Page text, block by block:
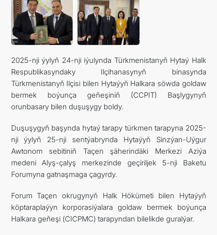
2025-nji ýylyň 24-nji iýulynda Türkmenistanyň Hytaý Halk
Respublikasyndaky Ilçihanasynyň binasynda
Türkmenistanyň Ilçisi bilen Hytaýyň Halkara söwda goldaw
bermek boýunça geňeşiniň (CCPIT) Başlygynyň
orunbasary bilen duşuşygy boldy.
Duşuşygyň başynda hytaý tarapy türkmen tarapyna 2025-
nji ýylyň 25-nji sentýabrynda Hytaýyň Sinzýan-Uýgur
Awtonom sebitiniň Taçen şäherindäki Merkezi Aziýa
medeni Alyş-çalyş merkezinde geçiriljek 5-nji Baketu
Forumyna gatnaşmaga çagyrdy.
Forum Taçen okrugynyň Halk Hökümeti bilen Hytaýyň
köptaraplaýyn korporasiýalara goldaw bermek boýunça
Halkara geňeşi (СIСРМС) tarapyndan bilelikde guralýar.